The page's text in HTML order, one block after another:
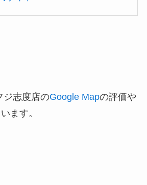
ジ志度店のGoogle Mapの評価や
ます。